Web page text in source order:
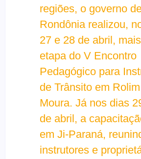
regiões, o governo
Rondônia realizou,
27 e 28 de abril,
etapa do V Encontro
Pedagógico para
de Trânsito em
Moura. Já nos dias
de abril, a
em Ji-Paraná,
instrutores e